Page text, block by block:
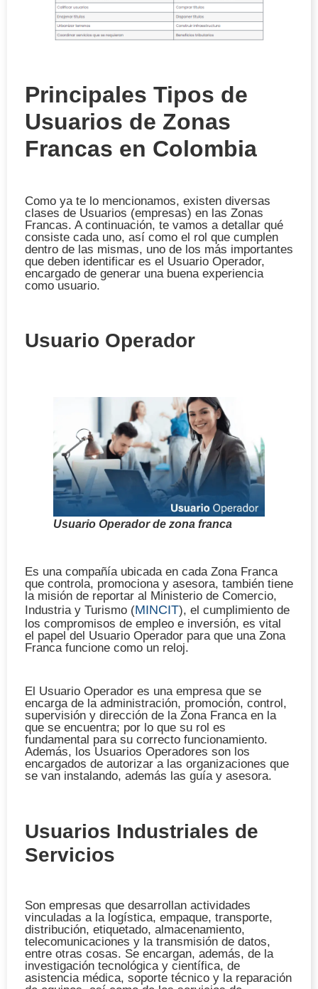
Principales Tipos de
Usuarios de Zonas
Francas en Colombia
Como ya te lo mencionamos, existen diversas
clases de Usuarios (empresas) en las Zonas
Francas. A continuación, te vamos a detallar qué
consiste cada uno, así como el rol que cumplen
dentro de las mismas, uno de los más importantes
que deben identificar es el Usuario Operador,
encargado de generar una buena experiencia
como usuario.
Usuario Operador
Usuario Operador de zona franca
Es una compañía ubicada en cada Zona Franca
que controla, promociona y asesora, también tiene
la misión de reportar al Ministerio de Comercio,
Industria y Turismo (MINCIT), el cumplimiento de
los compromisos de empleo e inversión, es vital
el papel del Usuario Operador para que una Zona
Franca funcione como un reloj.
El Usuario Operador es una empresa que se
encarga de la administración, promoción, control,
supervisión y dirección de la Zona Franca en la
que se encuentra; por lo que su rol es
fundamental para su correcto funcionamiento.
Además, los Usuarios Operadores son los
encargados de autorizar a las organizaciones que
se van instalando, además las guía y asesora.
Usuarios Industriales de
Servicios
Son empresas que desarrollan actividades
vinculadas a la logística, empaque, transporte,
distribución, etiquetado, almacenamiento,
telecomunicaciones y la transmisión de datos,
entre otras cosas. Se encargan, además, de la
investigación tecnológica y científica, de
asistencia médica, soporte técnico y la reparación